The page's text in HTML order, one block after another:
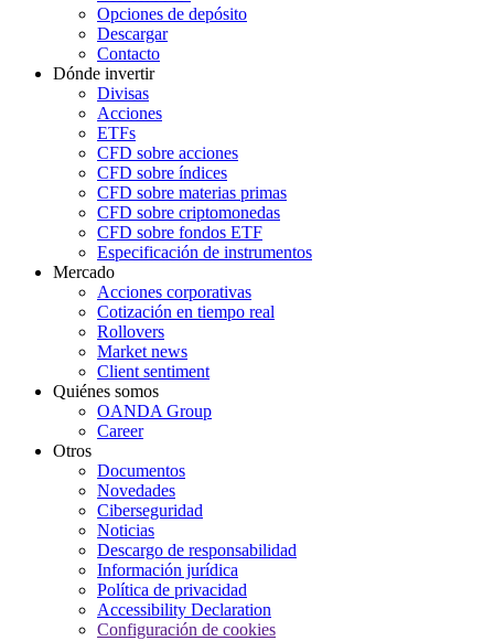
Opciones de depósito
Descargar
Contacto
Dónde invertir
Divisas
Acciones
ETFs
CFD sobre acciones
CFD sobre índices
CFD sobre materias primas
CFD sobre criptomonedas
CFD sobre fondos ETF
Especificación de instrumentos
Mercado
Acciones corporativas
Cotización en tiempo real
Rollovers
Market news
Client sentiment
Quiénes somos
OANDA Group
Career
Otros
Documentos
Novedades
Ciberseguridad
Noticias
Descargo de responsabilidad
Información jurídica
Política de privacidad
Accessibility Declaration
Configuración de cookies